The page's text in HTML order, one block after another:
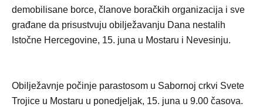
demobilisane borce, članove boračkih organizacija i sve
građane da prisustvuju obilježavanju Dana nestalih
Istočne Hercegovine, 15. juna u Mostaru i Nevesinju.
Obilježavnje počinje parastosom u Sabornoj crkvi Svete
Trojice u Mostaru u ponedjeljak, 15. juna u 9.00 časova.